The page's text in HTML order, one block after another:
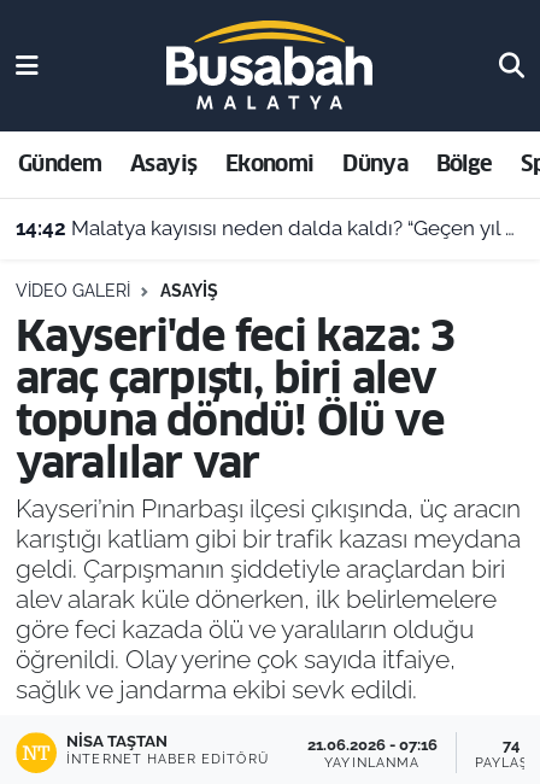
Gündem Asayiş Ekonomi Dünya Bölge
14:42 Malatya kayısısı neden dalda kaldı? “Geçen yıl 400 TL’ydi, bu yıl 230 lira!”
VIDEO GALERI ASAYIŞ
Kayseri'de feci kaza: 3
araç çarpıştı, biri alev
topuna döndü! Ölü ve
yaralılar var
Kayseri’nin Pınarbaşı ilçesi çıkışında, üç aracın
karıştığı katliam gibi bir trafik kazası meydana
geldi. Çarpışmanın şiddetiyle araçlardan biri
alev alarak küle dönerken, ilk belirlemelere
göre feci kazada ölü ve yaralıların olduğu
öğrenildi. Olay yerine çok sayıda itfaiye,
sağlık ve jandarma ekibi sevk edildi.
NISA TAŞTAN
İNTERNET HABER EDITÖRÜ
21.06.2026 - 07:16
YAYINLANMA
74
Asayiş
Ekonomi
Dünya
Bölge
Spor
Resmi İlanlar
Malatya Nöbetçi Eczaneler
Malatya Hava Durumu
Malatya Namaz Vakitleri
Malatya Trafik Yoğunluk Haritası
Süper Lig Puan Durumu ve Fikstür
Tüm Manşetler
Son Dakika Haberleri
Haber Arşivi